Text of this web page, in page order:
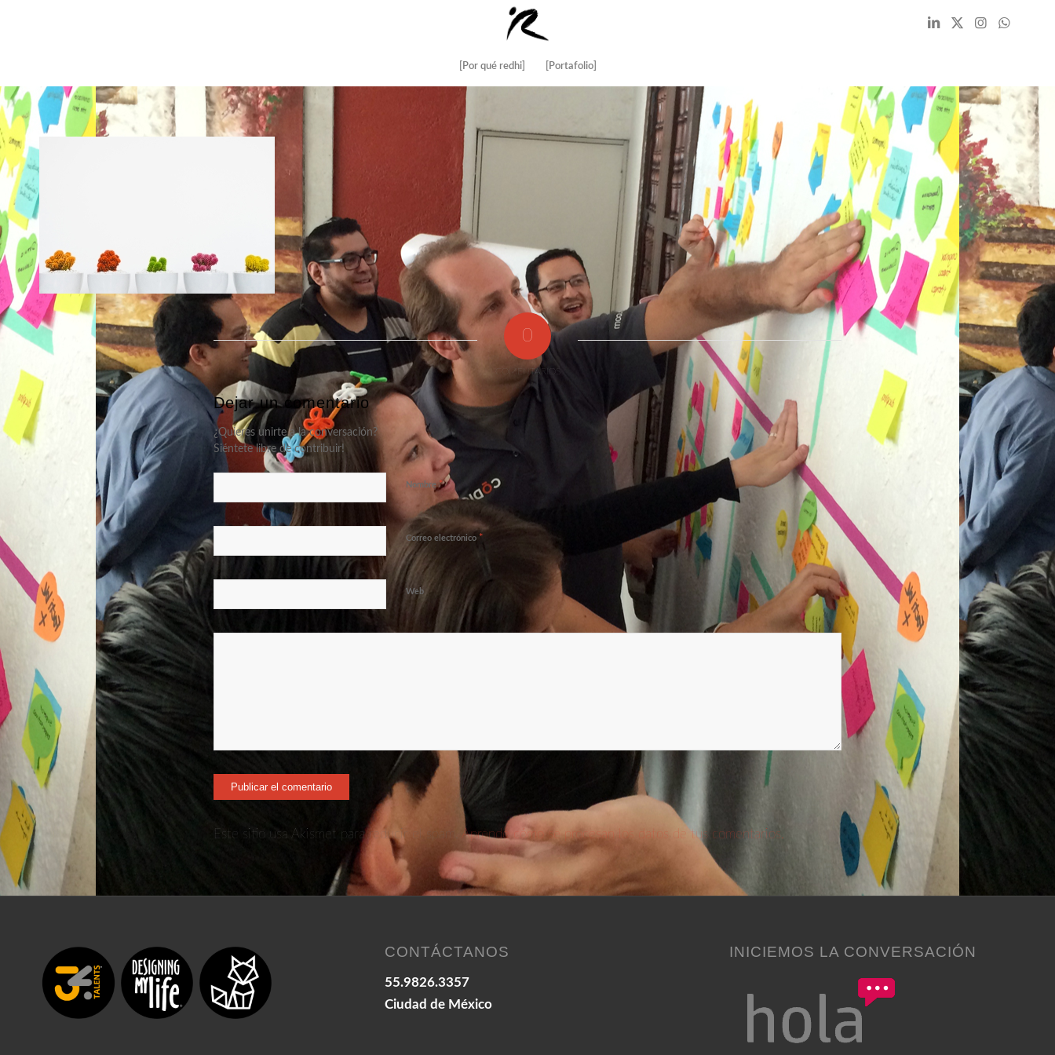
[Por qué redhi] [Portafolio]
0
COMENTARIOS
Dejar un comentario
¿Quieres unirte a la conversación?
Siéntete libre de contribuir!
Nombre*
Correo electrónico *
Web
Este sitio usa Akismet para reducir el spam. Aprende cómo se procesan los datos de tus comentarios.
CONTÁCTANOS
55.9826.3357
Ciudad de México
INICIEMOS LA CONVERSACIÓN